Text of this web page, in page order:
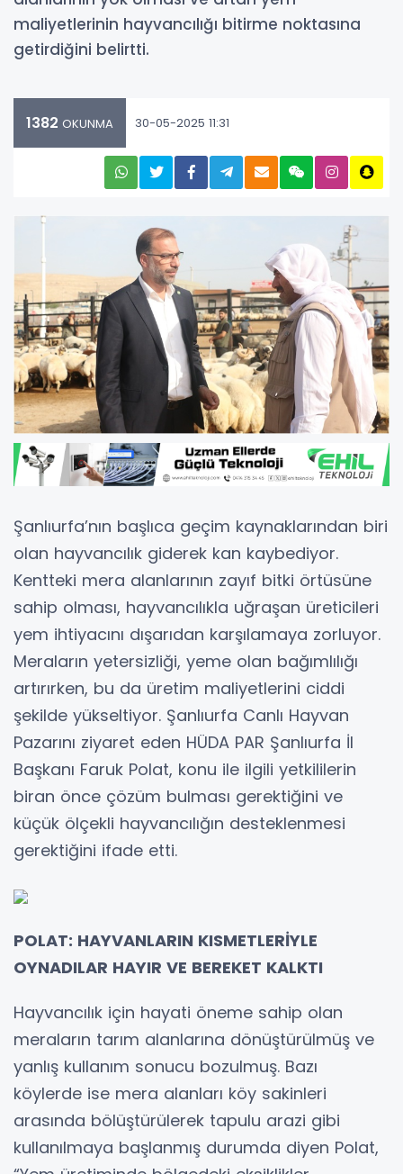
maliyetlerinin hayvancılığı bitirme noktasına
getirdiğini belirtti.
1382 OKUNMA 30-05-2025 11:31
Şanlıurfa’nın başlıca geçim kaynaklarından biri
olan hayvancılık giderek kan kaybediyor.
Kentteki mera alanlarının zayıf bitki örtüsüne
sahip olması, hayvancılıkla uğraşan üreticileri
yem ihtiyacını dışarıdan karşılamaya zorluyor.
Meraların yetersizliği, yeme olan bağımlılığı
artırırken, bu da üretim maliyetlerini ciddi
şekilde yükseltiyor. Şanlıurfa Canlı Hayvan
Pazarını ziyaret eden HÜDA PAR Şanlıurfa İl
Başkanı Faruk Polat, konu ile ilgili yetkililerin
biran önce çözüm bulması gerektiğini ve
küçük ölçekli hayvancılığın desteklenmesi
gerektiğini ifade etti.
POLAT: HAYVANLARIN KISMETLERİYLE
OYNADILAR HAYIR VE BEREKET KALKTI
Hayvancılık için hayati öneme sahip olan
meraların tarım alanlarına dönüştürülmüş ve
yanlış kullanım sonucu bozulmuş. Bazı
köylerde ise mera alanları köy sakinleri
arasında bölüştürülerek tapulu arazi gibi
kullanılmaya başlanmış durumda diyen Polat,